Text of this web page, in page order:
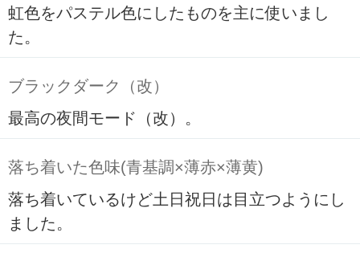
虹色をパステル色にしたものを主に使いまし
た。
ブラックダーク（改）
最高の夜間モード（改）。
落ち着いた色味(青基調×薄赤×薄黄)
落ち着いているけど土日祝日は目立つようにし
ました。